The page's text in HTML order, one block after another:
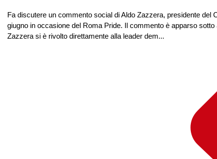
Fa discutere un commento social di Aldo Zazzera, presidente del
giugno in occasione del Roma Pride. Il commento è apparso
Zazzera si è rivolto direttamente alla leader dem...